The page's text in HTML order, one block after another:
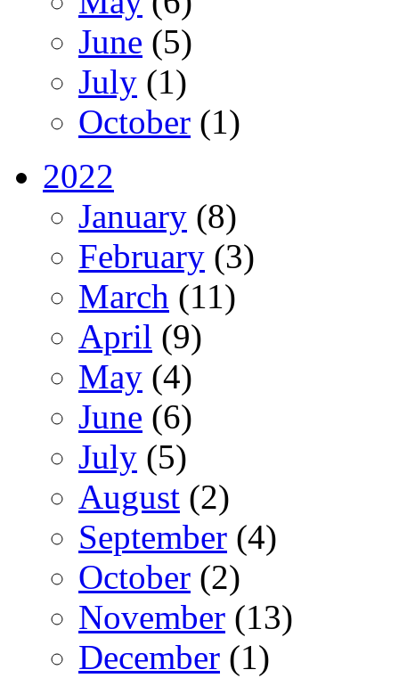
June (5)
July (1)
October (1)
2022
January (8)
February (3)
March (11)
April (9)
May (4)
June (6)
July (5)
August (2)
September (4)
October (2)
November (13)
December (1)